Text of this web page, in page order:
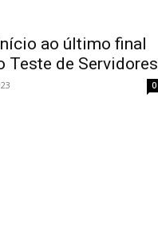
ao último final
Teste de Servidores
0